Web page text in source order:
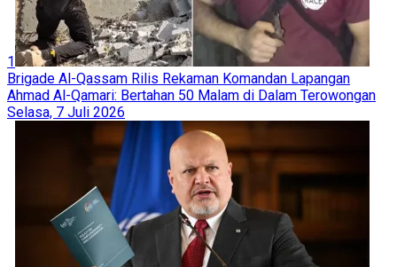
1
Brigade Al-Qassam Rilis Rekaman Komandan Lapangan
Ahmad Al-Qamari: Bertahan 50 Malam di Dalam Terowongan
Selasa, 7 Juli 2026